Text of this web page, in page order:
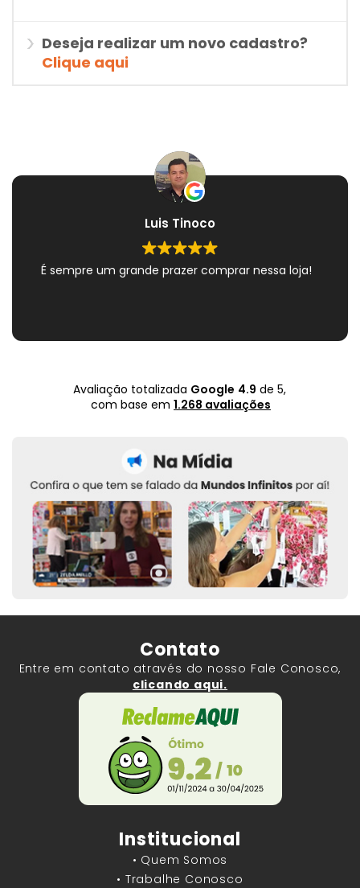
Deseja realizar um novo cadastro?
Clique aqui
Luis Tinoco
É sempre um grande prazer comprar nessa loja!
Avaliação totalizada Google 4.9 de 5,
com base em 1.268 avaliações
Contato
Entre em contato através do nosso Fale Conosco,
clicando aqui.
Institucional
• Quem Somos
• Trabalhe Conosco